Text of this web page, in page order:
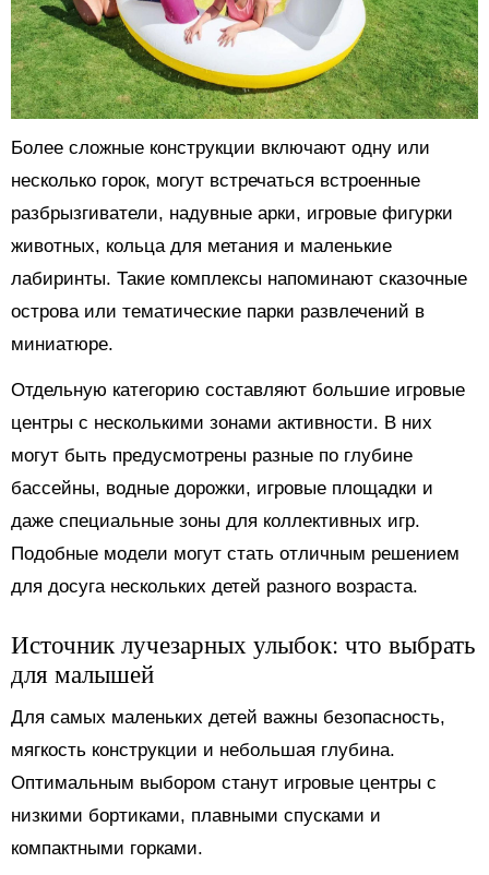
Более сложные конструкции включают одну или
несколько горок, могут встречаться встроенные
разбрызгиватели, надувные арки, игровые фигурки
животных, кольца для метания и маленькие
лабиринты. Такие комплексы напоминают сказочные
острова или тематические парки развлечений в
миниатюре.
Отдельную категорию составляют большие игровые
центры с несколькими зонами активности. В них
могут быть предусмотрены разные по глубине
бассейны, водные дорожки, игровые площадки и
даже специальные зоны для коллективных игр.
Подобные модели могут стать отличным решением
для досуга нескольких детей разного возраста.
Источник лучезарных улыбок: что выбрать
для малышей
Для самых маленьких детей важны безопасность,
мягкость конструкции и небольшая глубина.
Оптимальным выбором станут игровые центры с
низкими бортиками, плавными спусками и
компактными горками.